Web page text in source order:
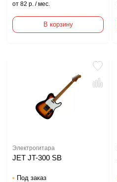
от 82 р. / мес.
В корзину
Электрогитара
JET JT-300 SB
Под заказ